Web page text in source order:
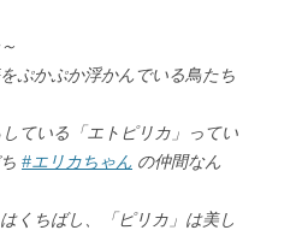
ぷかぷか浮かんでいる鳥たち
ている「エトピリカ」ってい
#エリカちゃん の仲間なん
くちばし、「ピリカ」は美し